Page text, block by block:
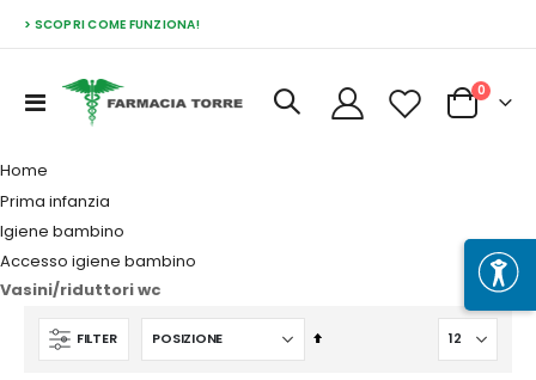
> SCOPRI COME FUNZIONA!
Toggle
Cart
0
Home
Prima infanzia
Igiene bambino
Accesso igiene bambino
Vasini/riduttori wc
FILTER
Imposta